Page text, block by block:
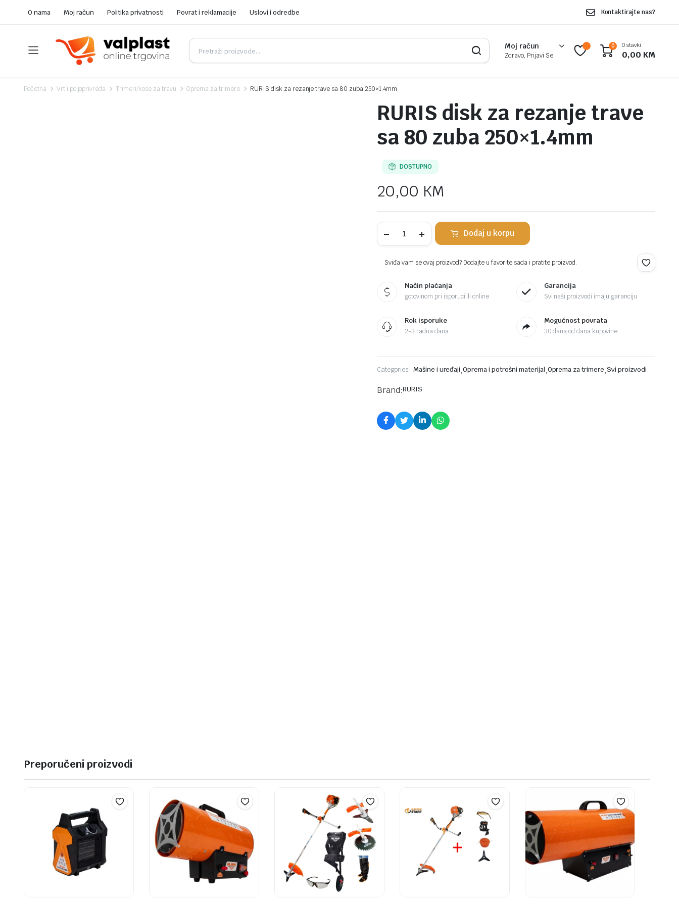
O nama Moj račun Politika privatnosti Povrat i reklamacije Uslovi i odredbe Kontaktirajte nas?
Moj račun
Zdravo, Prijavi Se
0 0 stavki
0,00 KM
Početna Vrt i poljoprivreda Trimeri/kose za travu Oprema za trimere RURIS disk za rezanje trave sa 80 zuba 250×1.4mm
RURIS disk za rezanje trave
sa 80 zuba 250×1.4mm
DOSTUPNO
20,00 KM
disk
trave
zuba
250×1.4mm
Dodaj u korpu
Sviđa vam se ovaj proizvod? Dodajte u favorite sada i pratite proizvod.
Način plaćanja
gotovinom pri isporuci ili online
Garancija
Svi naši proizvodi imaju garanciju
Rok isporuke
2-3 radna dana
Mogućnost povrata
30 dana od dana kupovine
Categories: Mašine i uređaji,Oprema i potrošni materijal,Oprema za trimere,Svi proizvodi
Brand:RURIS
Preporučeni proizvodi